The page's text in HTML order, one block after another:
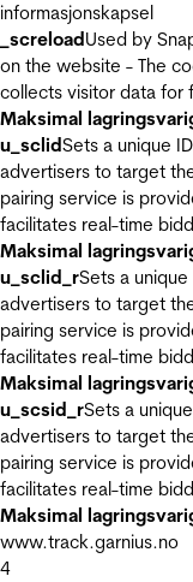
informasjonskapsel
_screloadUsed by
on the website - The
collects visitor data for
Maksimal
u_sclidSets a unique
advertisers to target
pairing service is
facilitates real-time
Maksimal
u_sclid_rSets a
advertisers to target
pairing service is
facilitates real-time
Maksimal
u_scsid_rSets a
advertisers to target
pairing service is
facilitates real-time
Maksimal
www.track.garnius.no
4